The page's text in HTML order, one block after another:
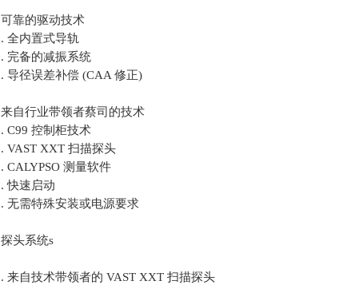
可靠的驱动技术
. 全内置式导轨
. 完备的减振系统
. 导径误差补偿 (CAA 修正)
来自行业带领者蔡司的技术
. C99 控制柜技术
. VAST XXT 扫描探头
. CALYPSO 测量软件
. 快速启动
. 无需特殊安装或电源要求
探头系统s
. 来自技术带领者的 VAST XXT 扫描探头